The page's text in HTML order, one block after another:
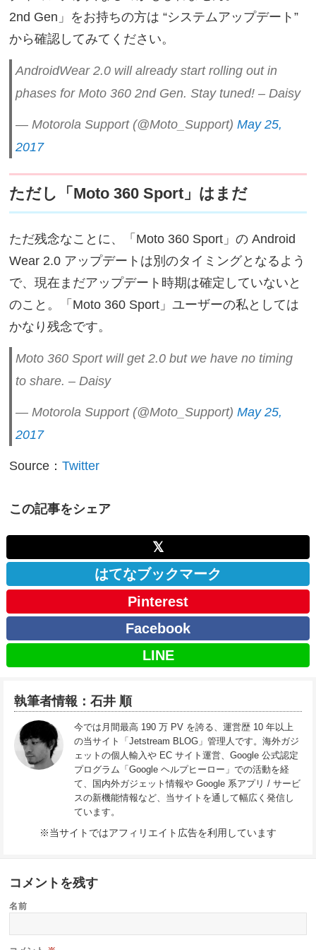
2nd Gen」をお持ちの方は “システムアップデート”
から確認してみてください。
AndroidWear 2.0 will already start rolling out in
phases for Moto 360 2nd Gen. Stay tuned! – Daisy
— Motorola Support (@Moto_Support) May 25,
2017
ただし「Moto 360 Sport」はまだ
ただ残念なことに、「Moto 360 Sport」の Android
Wear 2.0 アップデートは別のタイミングとなるよう
で、現在まだアップデート時期は確定していないと
のこと。「Moto 360 Sport」ユーザーの私としては
かなり残念です。
Moto 360 Sport will get 2.0 but we have no timing
to share. – Daisy
— Motorola Support (@Moto_Support) May 25,
2017
Source：Twitter
この記事をシェア
𝕏
はてなブックマーク
Pinterest
Facebook
LINE
執筆者情報：石井 順
今では月間最高 190 万 PV を誇る、運営歴 10 年以上
の当サイト「Jetstream BLOG」管理人です。海外ガジ
ェットの個人輸入や EC サイト運営、Google 公式認定
プログラム「Google ヘルプヒーロー」での活動を経
て、国内外ガジェット情報や Google 系アプリ / サービ
スの新機能情報など、当サイトを通して幅広く発信し
ています。
※当サイトではアフィリエイト広告を利用しています
コメントを残す
名前